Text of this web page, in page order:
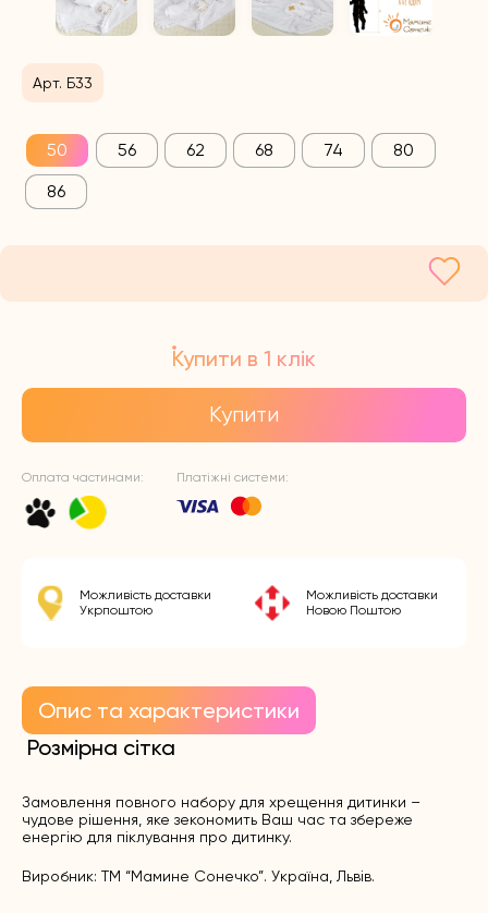
Арт. Б33
50 56 62 68 74
80
86
Купити в 1 клік
Купити
Оплата частинами: Платіжні системи:
Можливість доставки
Укрпоштою
Можливість доставки
Новою Поштою
Опис та характеристики
Розмірна сітка
Замовлення повного набору для хрещення дитинки –
чудове рішення, яке зекономить Ваш час та збереже
енергію для піклування про дитинку.
Виробник: ТМ “Мамине Сонечко”. Україна, Львів.